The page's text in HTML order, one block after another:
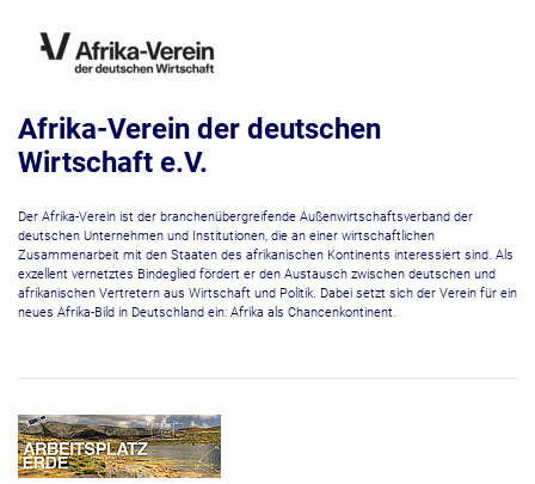
Afrika-Verein der deutschen
Wirtschaft e.V.
Der Afrika-Verein ist der branchenübergreifende Außenwirtschaftsverband der
deutschen Unternehmen und Institutionen, die an einer wirtschaftlichen
Zusammenarbeit mit den Staaten des afrikanischen Kontinents interessiert sind. Als
exzellent vernetztes Bindeglied fördert er den Austausch zwischen deutschen und
afrikanischen Vertretern aus Wirtschaft und Politik. Dabei setzt sich der Verein für ein
neues Afrika-Bild in Deutschland ein: Afrika als Chancenkontinent.